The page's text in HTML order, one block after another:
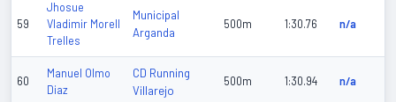
59
Jhosue
Vladimir Morell
Trelles
Municipal
Arganda
500m 1:30.76 n/a
60
Manuel Olmo
Diaz
CD Running
Villarejo
500m 1:30.94 n/a